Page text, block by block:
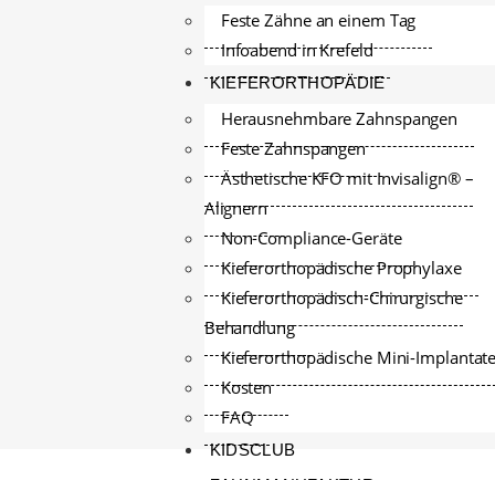
Feste Zähne an einem Tag
Infoabend in Krefeld
KIEFERORTHOPÄDIE
Herausnehmbare Zahnspangen
Feste Zahnspangen
Ästhetische KFO mit Invisalign® –
Alignern
Non-Compliance-Geräte
Kieferorthopädische Prophylaxe
Kieferorthopädisch-Chirurgische
Behandlung
Kieferorthopädische Mini-
Kosten
FAQ
KIDSCLUB